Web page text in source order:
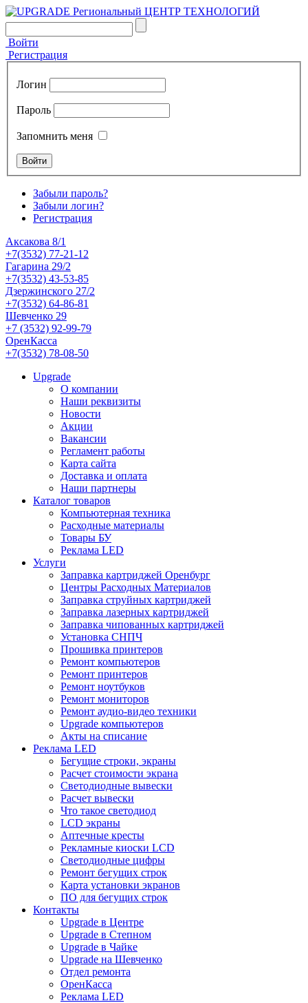
Войти
Регистрация
Логин
Пароль
Запомнить меня
Забыли пароль?
Забыли логин?
Регистрация
Аксакова 8/1
+7(3532) 77-21-12
Гагарина 29/2
+7(3532) 43-53-85
Дзержинского 27/2
+7(3532) 64-86-81
Шевченко 29
+7 (3532) 92-99-79
ОренКасса
+7(3532) 78-08-50
Upgrade
О компании
Наши реквизиты
Новости
Акции
Вакансии
Регламент работы
Карта сайта
Доставка и оплата
Наши партнеры
Каталог товаров
Компьютерная техника
Расходные материалы
Товары БУ
Реклама LED
Услуги
Заправка картриджей Оренбург
Центры Расходных Материалов
Заправка струйных картриджей
Заправка лазерных картриджей
Заправка чипованных картриджей
Установка СНПЧ
Прошивка принтеров
Ремонт компьютеров
Ремонт принтеров
Ремонт ноутбуков
Ремонт мониторов
Ремонт аудио-видео техники
Upgrade компьютеров
Акты на списание
Реклама LED
Бегущие строки, экраны
Расчет стоимости экрана
Светодиодные вывески
Расчет вывески
Что такое светодиод
LCD экраны
Аптечные кресты
Рекламные киоски LCD
Светодиодные цифры
Ремонт бегущих строк
Карта установки экранов
ПО для бегущих строк
Контакты
Upgrade в Центре
Upgrade в Степном
Upgrade в Чайке
Upgrade на Шевченко
Отдел ремонта
ОренКасса
Реклама LED